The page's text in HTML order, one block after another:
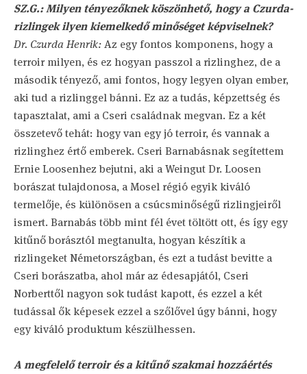
SZ.G.: Milyen tényezőknek köszönhető, hogy a Czurda-
rizlingek ilyen kiemelkedő minőséget képviselnek?
Dr. Czurda Henrik:Az egy fontos komponens, hogy a
terroir milyen, és ez hogyan passzol a rizlinghez, de a
második tényező, ami fontos, hogy legyen olyan ember,
aki tud a rizlinggel bánni. Ez az a tudás, képzettség és
tapasztalat, ami a Cseri családnak megvan. Ez a két
összetevő tehát: hogy van egy jó terroir, és vannak a
rizlinghez értő emberek. Cseri Barnabásnak segítettem
Ernie Loosenhez bejutni, aki a Weingut Dr. Loosen
borászat tulajdonosa, a Mosel régió egyik kiváló
termelője, és különösen a csúcsminőségű rizlingjeiről
ismert. Barnabás több mint fél évet töltött ott, és így egy
kitűnő borásztól megtanulta, hogyan készítik a
rizlingeket Németországban, és ezt a tudást bevitte a
Cseri borászatba, ahol már az édesapjától, Cseri
Norberttől nagyon sok tudást kapott, és ezzel a két
tudással ők képesek ezzel a szőlővel úgy bánni, hogy
egy kiváló produktum készülhessen.
A megfelelő terroir és a kitűnő szakmai hozzáértés